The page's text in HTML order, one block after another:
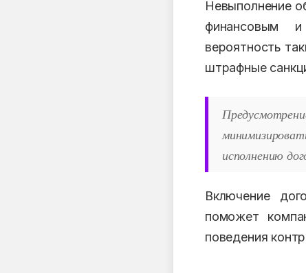
Невыполнение
финансовым
вероятность
штрафные
исполнению
Включение
поможет
поведения